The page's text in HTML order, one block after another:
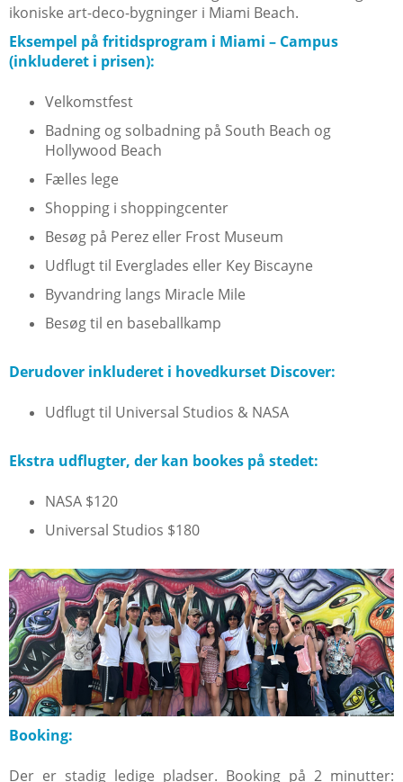
ikoniske art-deco-bygninger i Miami Beach.
Eksempel på fritidsprogram i Miami – Campus
(inkluderet i prisen):
Velkomstfest
Badning og solbadning på South Beach og
Hollywood Beach
Fælles lege
Shopping i shoppingcenter
Besøg på Perez eller Frost Museum
Udflugt til Everglades eller Key Biscayne
Byvandring langs Miracle Mile
Besøg til en baseballkamp
Derudover inkluderet i hovedkurset Discover:
Udflugt til Universal Studios & NASA
Ekstra udflugter, der kan bookes på stedet:
NASA $120
Universal Studios $180
Booking:
Der er stadig ledige pladser. Booking på 2 minutter: